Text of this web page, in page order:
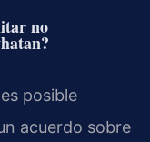
no
posible
acuerdo sobre